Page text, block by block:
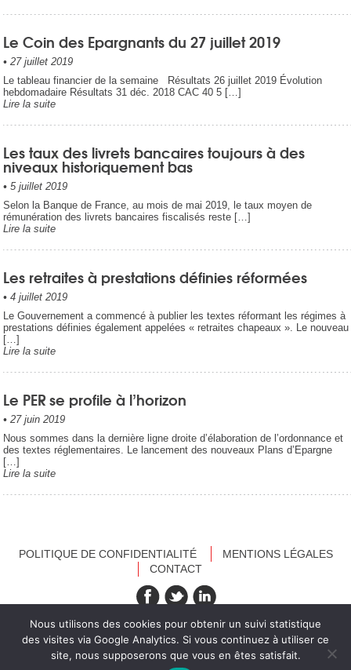
Le Coin des Epargnants du 27 juillet 2019
• 27 juillet 2019
Le tableau financier de la semaine Résultats 26 juillet 2019 Évolution
hebdomadaire Résultats 31 déc. 2018 CAC 40 5 […]
Lire la suite
Les taux des livrets bancaires toujours à des
niveaux historiquement bas
• 5 juillet 2019
Selon la Banque de France, au mois de mai 2019, le taux moyen de
rémunération des livrets bancaires fiscalisés reste […]
Lire la suite
Les retraites à prestations définies réformées
• 4 juillet 2019
Le Gouvernement a commencé à publier les textes réformant les régimes à
prestations définies également appelées « retraites chapeaux ». Le nouveau
[…]
Lire la suite
Le PER se profile à l’horizon
• 27 juin 2019
Nous sommes dans la dernière ligne droite d’élaboration de l’ordonnance et
des textes réglementaires. Le lancement des nouveaux Plans d’Epargne
[…]
Lire la suite
POLITIQUE DE CONFIDENTIALITÉ
MENTIONS LÉGALES
CONTACT
recevez nos newsletters
Nous utilisons des cookies pour obtenir un suivi statistique
des visites via Google Analytics. Si vous continuez à utiliser ce
site, nous supposerons que vous en êtes satisfait.